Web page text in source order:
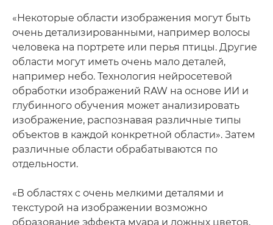
«Некоторые области изображения могут быть
очень детализированными, например волосы
человека на портрете или перья птицы. Другие
области могут иметь очень мало деталей,
например небо. Технология нейросетевой
обработки изображений RAW на основе ИИ и
глубинного обучения может анализировать
изображение, распознавая различные типы
объектов в каждой конкретной области». Затем
различные области обрабатываются по
отдельности.
«В областях с очень мелкими деталями и
текстурой на изображении возможно
образование эффекта муара и ложных цветов,